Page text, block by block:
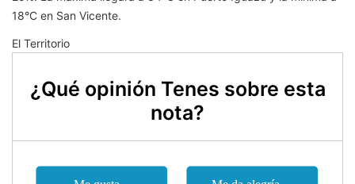
18°C en San Vicente.
El Territorio
¿Qué opinión Tenes sobre esta
nota?